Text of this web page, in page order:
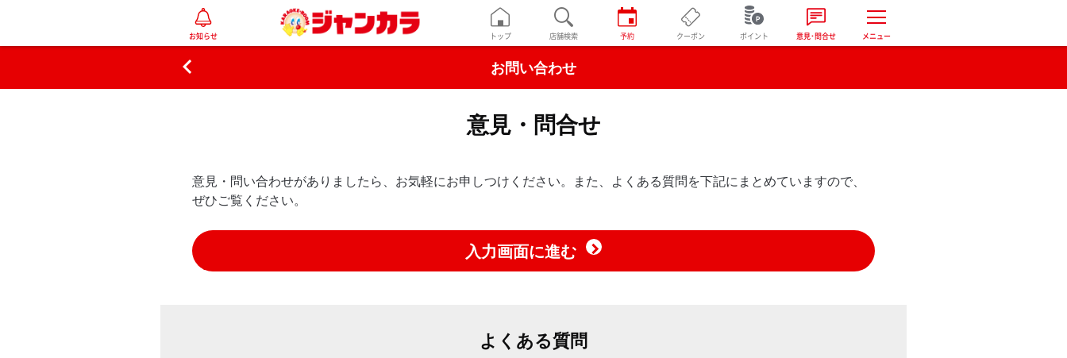
お知らせ トップ 店舗検索 予約 クーポン ポイント 意見･問合せ メニュー
お問い合わせ

意見・問合せ
意見・問い合わせがありましたら、お気軽にお申しつけください。また、よくある質問を下記にまとめていますので、
ぜひご覧ください。
入力画面に進む
よくある質問